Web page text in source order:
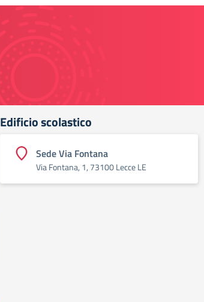
Edificio scolastico
Sede Via Fontana
Via Fontana, 1, 73100 Lecce LE